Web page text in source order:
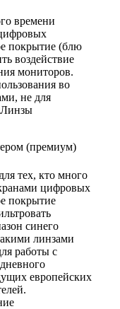
времени
покрытие (блю
воздействие
мониторов.
во
не для
Линзы
(премиум)
тех, кто много
цифровых
покрытие
синего
линзами
работы с
европейских